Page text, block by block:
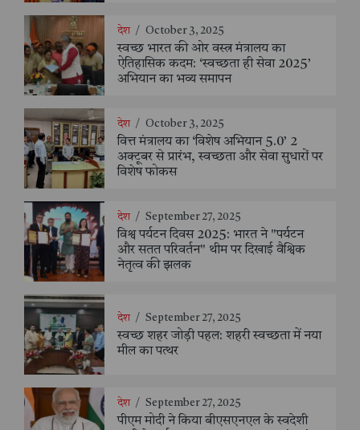
देश / October 3, 2025
स्वच्छ भारत की ओर वस्त्र मंत्रालय का
ऐतिहासिक कदम: ‘स्वच्छता ही सेवा 2025’
अभियान का भव्य समापन
देश / October 3, 2025
वित्त मंत्रालय का ‘विशेष अभियान 5.0’ 2
अक्टूबर से प्रारंभ, स्वच्छता और सेवा सुधारों पर
विशेष फोकस
देश / September 27, 2025
विश्व पर्यटन दिवस 2025: भारत ने "पर्यटन
और सतत परिवर्तन" थीम पर दिखाई वैश्विक
नेतृत्व की झलक
देश / September 27, 2025
स्वच्छ शहर जोड़ी पहल: शहरी स्वच्छता में नया
मील का पत्थर
देश / September 27, 2025
पीएम मोदी ने किया बीएसएनएल के स्वदेशी